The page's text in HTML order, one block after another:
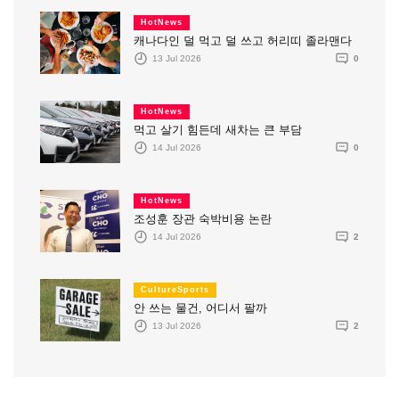
HotNews
캐나다인 덜 먹고 덜 쓰고 허리띠 졸라맨다
13 Jul 2026 0
HotNews
먹고 살기 힘든데 새차는 큰 부담
14 Jul 2026 0
HotNews
조성훈 장관 숙박비용 논란
14 Jul 2026 2
CultureSports
안 쓰는 물건, 어디서 팔까
13 Jul 2026 2